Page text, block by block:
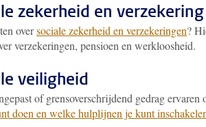
zekerheid en verzekering
oversociale zekerheid en verzekeringen?
verzekeringen, pensioen en werkloosheid.
veiligheid
of grensoverschrijdend gedrag ervaren
doen en welke hulplijnen je kunt